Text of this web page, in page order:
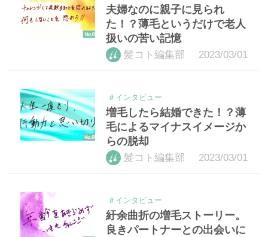
夫婦なのに親子に見られ
た！？薄毛というだけで老人
扱いの苦い記憶
髪コト編集部
2023/03/01
＃インタビュー
増毛したら結婚できた！？薄
毛によるマイナスイメージか
らの脱却
髪コト編集部
2023/03/01
＃インタビュー
紆余曲折の増毛ストーリー。
良きパートナーとの出会いに